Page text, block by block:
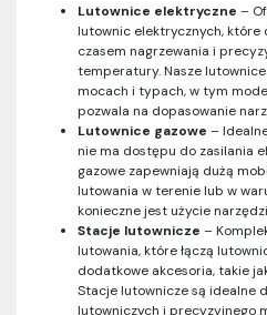
Lutownice elektryczne –
lutownic elektrycznych, które
czasem nagrzewania i
temperatury. Nasze
mocach i typach, w tym
pozwala na dopasowanie
Lutownice gazowe –
nie ma dostępu do zasilania
gazowe zapewniają dużą
lutowania w terenie lub w
konieczne jest użycie
Stacje lutownicze –
lutowania, które łączą
dodatkowe akcesoria, takie
Stacje lutownicze są idealne
lutowniczych i precyzyjnego